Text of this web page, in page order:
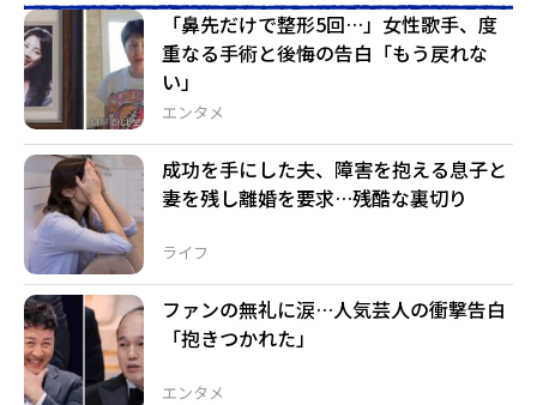
エンタメ
「鼻先だけで整形5回…」女性歌手、度
重なる手術と後悔の告白「もう戻れな
い」
ライフ
成功を手にした夫、障害を抱える息子と
妻を残し離婚を要求…残酷な裏切り
エンタメ
ファンの無礼に涙…人気芸人の衝撃告白
「抱きつかれた」